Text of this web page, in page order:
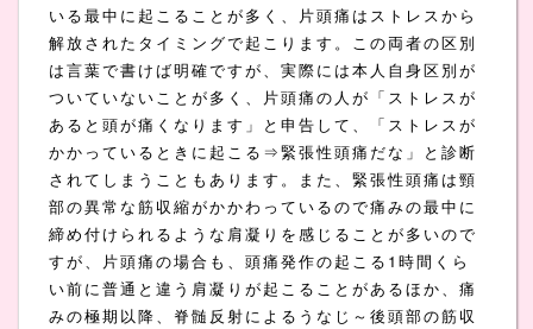
いる最中に起こることが多く、片頭痛はストレスから
解放されたタイミングで起こります。この両者の区別
は言葉で書けば明確ですが、実際には本人自身区別が
ついていないことが多く、片頭痛の人が「ストレスが
あると頭が痛くなります」と申告して、「ストレスが
かかっているときに起こる⇒緊張性頭痛だな」と診断
されてしまうこともあります。また、緊張性頭痛は頸
部の異常な筋収縮がかかわっているので痛みの最中に
締め付けられるような肩凝りを感じることが多いので
すが、片頭痛の場合も、頭痛発作の起こる1時間くら
い前に普通と違う肩凝りが起こることがあるほか、痛
みの極期以降、脊髄反射によるうなじ～後頭部の筋収